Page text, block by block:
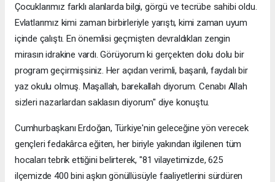
Çocuklarımız farklı alanlarda bilgi, görgü ve tecrübe sahibi oldu.
Evlatlarımız kimi zaman birbirleriyle yarıştı, kimi zaman uyum
içinde çalıştı. En önemlisi geçmişten devraldıkları zengin
mirasın idrakine vardı. Görüyorum ki gerçekten dolu dolu bir
program geçirmişsiniz. Her açıdan verimli, başarılı, faydalı bir
yaz okulu olmuş. Maşallah, barekallah diyorum. Cenabı Allah
sizleri nazarlardan saklasın diyorum" diye konuştu.
Cumhurbaşkanı Erdoğan, Türkiye'nin geleceğine yön verecek
gençleri fedakârca eğiten, her biriyle yakından ilgilenen tüm
hocaları tebrik ettiğini belirterek, "81 vilayetimizde, 625
ilçemizde 400 bini aşkın gönüllüsüyle faaliyetlerini sürdüren